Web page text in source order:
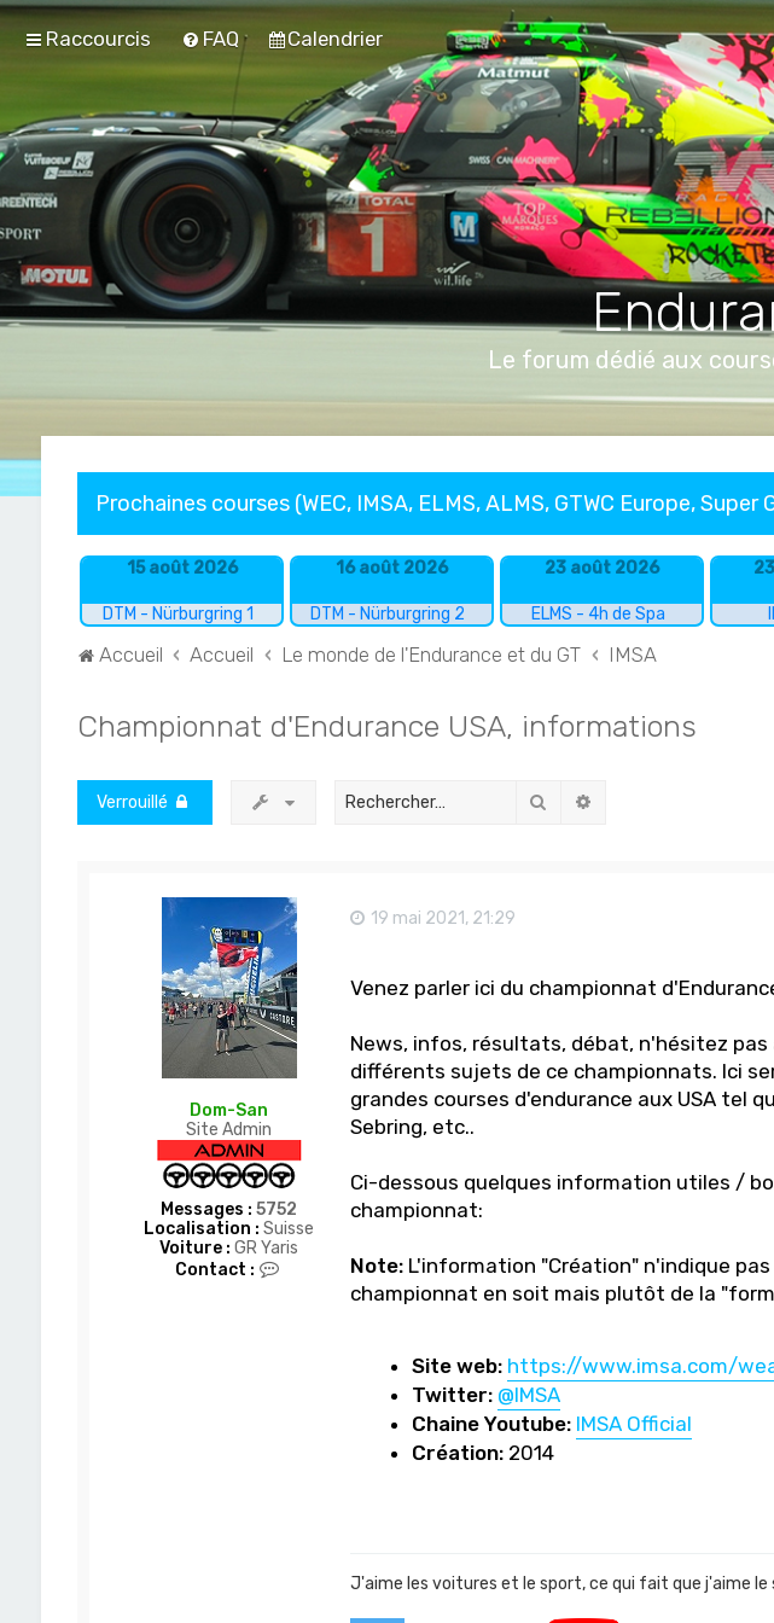
Raccourcis FAQ Calendrier
Le forum dédié aux
Prochaines courses (WEC, IMSA, ELMS, ALMS, GTWC Europe,
15 août 2026
DTM - Nürburgring 1
16 août 2026
DTM - Nürburgring 2
23 août 2026
ELMS - 4h de Spa
Accueil Accueil Le monde de l'Endurance et du GT IMSA
Championnat d'Endurance USA, informations
Verrouillé Rechercher
Dom-San
Site Admin
Messages : 5752
Localisation : Suisse
Voiture : GR Yaris
Contact :
19 mai 2021, 21:29
Venez parler ici du championnat
News, infos, résultats, débat, n'hésitez pas
différents sujets de ce championnats. Ici
grandes courses d'endurance aux USA tel
Sebring, etc..
Ci-dessous quelques information utiles /
championnat:
Note:L'information "Création" n'indique
championnat en soit mais plutôt de la
Site web: https://www.imsa.com/
Twitter: @IMSA
Chaine Youtube: IMSA Official
Création:2014
J'aime les voitures et le sport, ce qui fait que j'aime